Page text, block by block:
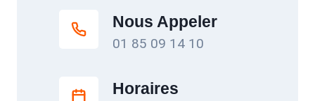
Nous Appeler
01 85 09 14 10
Horaires